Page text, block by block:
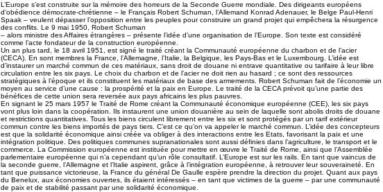
L’Europe s’est construite sur la mémoire des horreurs de la Seconde Guerre mondiale. Des dirigeants européens
d’obédience démocrate-chrétienne – le Français Robert Schuman, l’Allemand Konrad Adenauer, le Belge Paul-Henri
Spaak – veulent dépasser l’opposition entre les peuples pour construire un grand projet qui empêchera la résurgence
des conflits. Le 9 mai 1950, Robert Schuman
– alors ministre des Affaires étrangères – présente l’idée d’une organisation de l’Europe. Son texte est considéré
comme l’acte fondateur de la construction européenne.
Un an plus tard, le 18 avril 1951, est signé le traité créant la Communauté européenne du charbon et de l’acier
(CECA). En sont membres la France, l’Allemagne, l’Italie, la Belgique, les Pays-Bas et le Luxembourg. L’idée est
d’instaurer un marché commun de ces matériaux, sans droit de douane ni entrave quantitative ou tarifaire à leur libre
circulation entre les six pays. Le choix du charbon et de l’acier ne doit rien au hasard ; ce sont des ressources
stratégiques à l’époque et ils constituent les matériaux de base des armements. Robert Schuman fait de l’économie un
moyen au service d’une cause : la prospérité et la paix en Europe. Le traité de la CECA prévoit qu’une partie des
bénéfices de cette union sera reversée aux pays africains les plus pauvres.
En signant le 25 mars 1957 le Traité de Rome créant la Communauté économique européenne (CEE), les six pays
vont plus loin dans la coopération. Ils instaurent une union douanière au sein de laquelle sont abolis droits de douane
et restrictions quantitatives. Tous les biens circulent librement entre les six et sont protégés par un tarif extérieur
commun contre les biens importés de pays tiers. C’est ce qu’on va appeler le marché commun. L’idée des concepteurs
est que la solidarité économique ainsi créée va obliger à des interactions entre les Etats, favorisant la paix et une
intégration politique. Des politiques communes supranationales sont aussi définies dans l’agriculture, le transport et le
commerce. La Commission européenne est instituée pour mettre en œuvre le Traité de Rome, ainsi que l’Assemblée
parlementaire européenne qui n’a cependant qu’un rôle consultatif. L’Europe est sur les rails. En tant que vaincus de
la seconde guerre, l’Allemagne et l’Italie aspirent, grâce à l’intégration européenne, à retrouver leur souveraineté. En
tant que puissance victorieuse, la France du général De Gaulle espère prendre la direction du projet. Quant aux pays
du Benelux, aux économies ouvertes, ils étaient intéressés – en tant que victimes de la guerre – par une communauté
de paix et de stabilité passant par une solidarité économique.